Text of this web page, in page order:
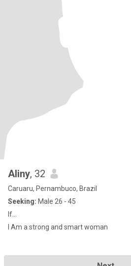
Aliny, 32
Caruaru, Pernambuco, Brazil
Seeking: Male 26 - 45
If…
I Am a strong and smart woman